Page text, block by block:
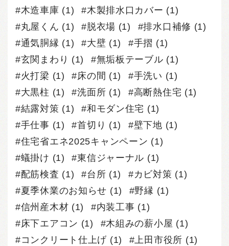
木造車庫 (1) 木製排水口カバー (1)
丸屋くん (1) 脱衣場 (1) 排水口補修 (1)
通気胴縁 (1) 大壁 (1) 手摺 (1)
玄関まわり (1) 無垢板テーブル (1)
火打梁 (1) 床の間 (1) 手洗い (1)
大黒柱 (1) 洗面所 (1) 高断熱住宅 (1)
結露対策 (1) 和モダン住宅 (1)
手仕事 (1) 首切り (1) 壁下地 (1)
住宅省エネ2025キャンペーン (1)
蟻掛け (1) 東信ジャーナル (1)
配筋検査 (1) 台所 (1) カビ対策 (1)
夏季休業のお知らせ (1) 野縁 (1)
信州産木材 (1) 内装工事 (1)
床下エアコン (1) 木組みの薪小屋 (1)
コンクリート仕上げ (1) 上田市役所 (1)